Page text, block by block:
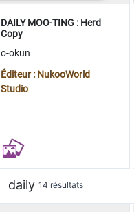
DAILY MOO-TING : Herd
Copy
o-okun
Éditeur : NukooWorld
Studio
daily 14 résultats